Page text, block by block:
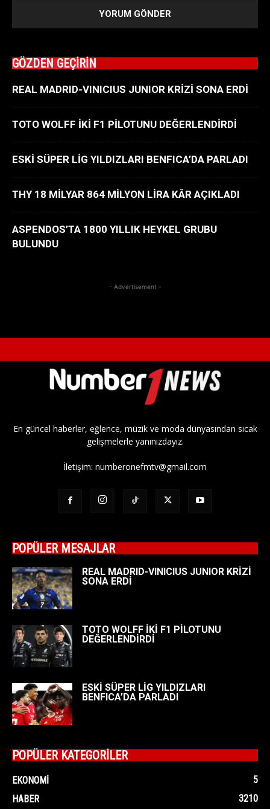
GÖZDEN GEÇİRİN
REAL MADRID-VINICIUS JUNIOR KRİZİ SONA ERDİ
TOTO WOLFF İKİ F1 PİLOTUNU DEĞERLENDİRDİ
ESKİ SÜPER LİG YILDIZLARI BENFICA’DA PARLADI
THY 18 MİLYAR 864 MİLYON LİRA KÂR AÇIKLADI
ASPENDOS’TA 1800 YILLIK HEYKEL GRUBU
BULUNDU
- Advertisement -
En güncel haberler, eğlence, müzik ve moda dünyasından sıcak
gelişmelerle yanınızdayız.
İletişim: numberonefmtv@gmail.com
POPÜLER MESAJLAR
REAL MADRID-VINICIUS JUNIOR KRİZİ
SONA ERDİ
TOTO WOLFF İKİ F1 PİLOTUNU
DEĞERLENDİRDİ
ESKİ SÜPER LİG YILDIZLARI
BENFICA’DA PARLADI
POPÜLER KATEGORİLER
EKONOMI
5
HABER
3210